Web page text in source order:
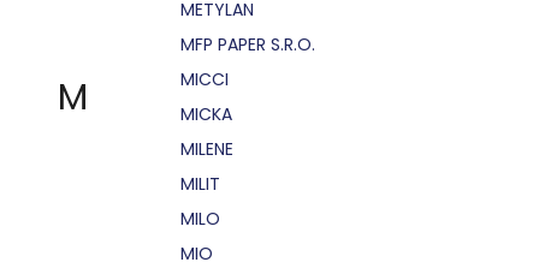
M
METYLAN
MFP PAPER S.R.O.
MICCI
MICKA
MILENE
MILIT
MILO
MIO